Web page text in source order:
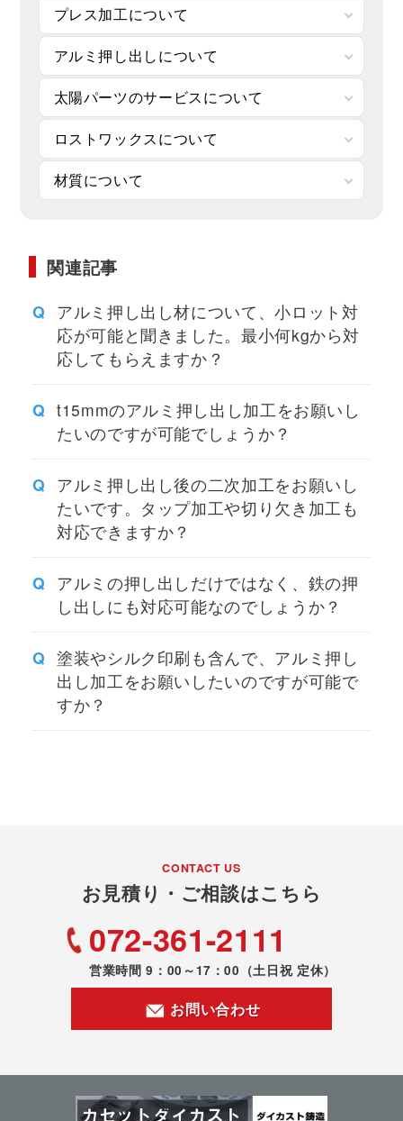
プレス加工について
アルミ押し出しについて
太陽パーツのサービスについて
ロストワックスについて
材質について
関連記事
アルミ押し出し材について、小ロット対
応が可能と聞きました。最小何kgから対
応してもらえますか？
t15mmのアルミ押し出し加工をお願いし
たいのですが可能でしょうか？
アルミ押し出し後の二次加工をお願いし
たいです。タップ加工や切り欠き加工も
対応できますか？
アルミの押し出しだけではなく、鉄の押
し出しにも対応可能なのでしょうか？
塗装やシルク印刷も含んで、アルミ押し
出し加工をお願いしたいのですが可能で
すか？
CONTACT US
お見積り・ご相談はこちら
072-361-2111
営業時間 9：00～17：00 （土日祝 定休）
お問い合わせ